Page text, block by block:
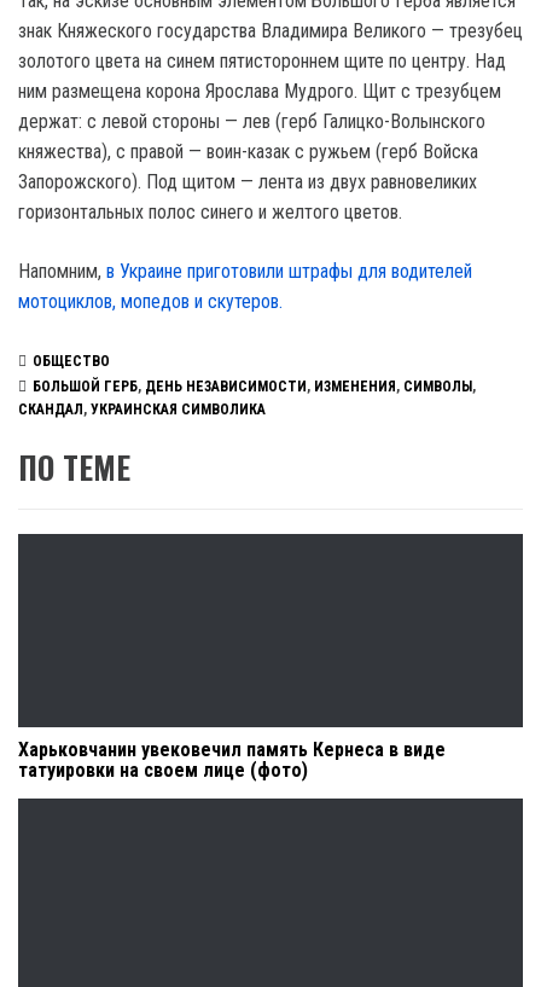
знак Княжеского государства Владимира Великого — трезубец
золотого цвета на синем пятистороннем щите по центру. Над
ним размещена корона Ярослава Мудрого. Щит с трезубцем
держат: с левой стороны — лев (герб Галицко-Волынского
княжества), с правой — воин-казак с ружьем (герб Войска
Запорожского). Под щитом — лента из двух равновеликих
горизонтальных полос синего и желтого цветов.
Напомним, в Украине приготовили штрафы для водителей
мотоциклов, мопедов и скутеров.
ОБЩЕСТВО
БОЛЬШОЙ ГЕРБ, ДЕНЬ НЕЗАВИСИМОСТИ , ИЗМЕНЕНИЯ , СИМВОЛЫ ,
СКАНДАЛ , УКРАИНСКАЯ СИМВОЛИКА
ПО ТЕМЕ
Харьковчанин увековечил память Кернеса в виде
татуировки на своем лице (фото)